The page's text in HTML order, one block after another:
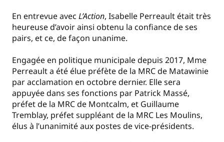
En entrevue avec L’Action, Isabelle Perreault était très
heureuse d’avoir ainsi obtenu la confiance de ses
pairs, et ce, de façon unanime.
Engagée en politique municipale depuis 2017, Mme
Perreault a été élue préfète de la MRC de Matawinie
par acclamation en octobre dernier. Elle sera
appuyée dans ses fonctions par Patrick Massé,
préfet de la MRC de Montcalm, et Guillaume
Tremblay, préfet suppléant de la MRC Les Moulins,
élus à l’unanimité aux postes de vice-présidents.